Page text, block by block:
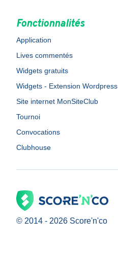
Fonctionnalités
Application
Lives commentés
Widgets gratuits
Widgets - Extension Wordpress
Site internet MonSiteClub
Tournoi
Convocations
Clubhouse
© 2014 - 2026 Score'n'co